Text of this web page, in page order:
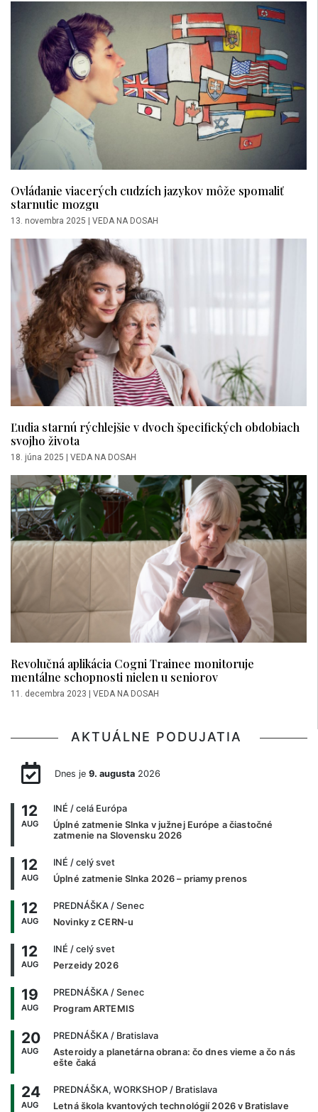
Ovládanie viacerých cudzích jazykov môže spomaliť
starnutie mozgu
13. novembra 2025 | VEDA NA DOSAH
Ľudia starnú rýchlejšie v dvoch špecifických obdobiach
svojho života
18. júna 2025 VEDA NA DOSAH
Revolučná aplikácia Cogni Trainee monitoruje
mentálne schopnosti nielen u seniorov
11. decembra 2023 VEDA NA DOSAH
AKTUÁLNE PODUJATIA
Dnes je 9. augusta2026
12
AUG
INÉ / celá Európa
Úplné zatmenie Slnka v južnej Európe a čiastočné
zatmenie na Slovensku 2026
12
AUG
INÉ / celý svet
Úplné zatmenie Slnka 2026 – priamy prenos
12
AUG
PREDNÁŠKA / Senec
Novinky z CERN-u
12
AUG
INÉ / celý svet
Perzeidy 2026
19
AUG
PREDNÁŠKA / Senec
Program ARTEMIS
20
AUG
PREDNÁŠKA / Bratislava
Asteroidy a planetárna obrana: čo dnes vieme a čo nás
ešte čaká
24
AUG
PREDNÁŠKA, WORKSHOP / Bratislava
Letná škola kvantových technológií 2026 v Bratislave